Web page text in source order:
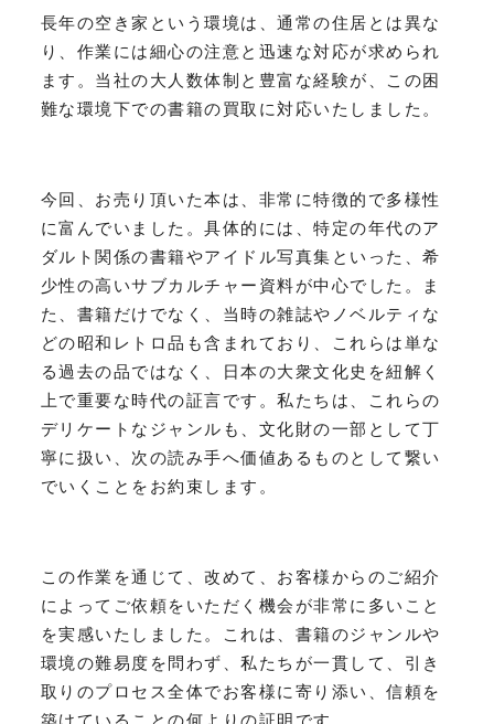
長年の空き家という環境は、通常の住居とは異な
り、作業には細心の注意と迅速な対応が求められ
ます。当社の大人数体制と豊富な経験が、この困
難な環境下での書籍の買取に対応いたしました。
今回、お売り頂いた本は、非常に特徴的で多様性
に富んでいました。具体的には、特定の年代のア
ダルト関係の書籍やアイドル写真集といった、希
少性の高いサブカルチャー資料が中心でした。ま
た、書籍だけでなく、当時の雑誌やノベルティな
どの昭和レトロ品も含まれており、これらは単な
る過去の品ではなく、日本の大衆文化史を紐解く
上で重要な時代の証言です。私たちは、これらの
デリケートなジャンルも、文化財の一部として丁
寧に扱い、次の読み手へ価値あるものとして繋い
でいくことをお約束します。
この作業を通じて、改めて、お客様からのご紹介
によってご依頼をいただく機会が非常に多いこと
を実感いたしました。これは、書籍のジャンルや
環境の難易度を問わず、私たちが一貫して、引き
取りのプロセス全体でお客様に寄り添い、信頼を
築けていることの何よりの証明です。